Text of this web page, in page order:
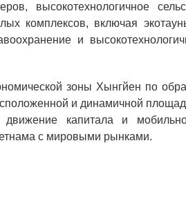
высокотехнологичное
комплексов, включая
и
зоны Хынгйен по
и динамичной
движение капитала и
с мировыми рынками.